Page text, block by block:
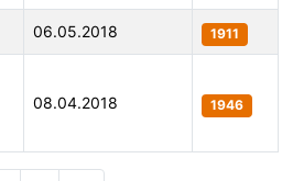
06.05.2018 1911
08.04.2018 1946